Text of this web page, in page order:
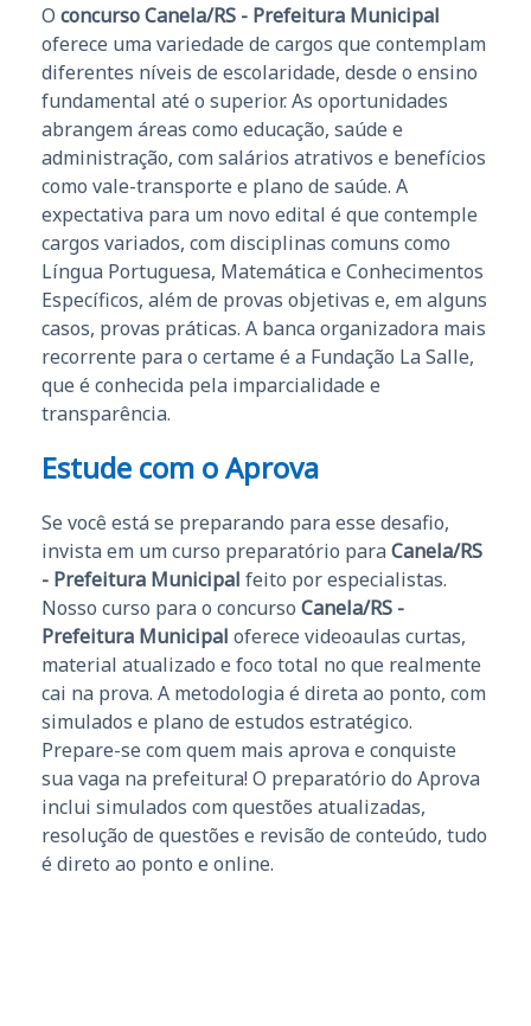
O concurso Canela/RS - Prefeitura Municipal
oferece uma variedade de cargos que contemplam
diferentes níveis de escolaridade, desde o ensino
fundamental até o superior. As oportunidades
abrangem áreas como educação, saúde e
administração, com salários atrativos e benefícios
como vale-transporte e plano de saúde. A
expectativa para um novo edital é que contemple
cargos variados, com disciplinas comuns como
Língua Portuguesa, Matemática e Conhecimentos
Específicos, além de provas objetivas e, em alguns
casos, provas práticas. A banca organizadora mais
recorrente para o certame é a Fundação La Salle,
que é conhecida pela imparcialidade e
transparência.
Estude com o Aprova
Se você está se preparando para esse desafio,
invista em um curso preparatório para Canela/RS
- Prefeitura Municipal feito por especialistas.
Nosso curso para o concurso Canela/RS -
Prefeitura Municipal oferece videoaulas curtas,
material atualizado e foco total no que realmente
cai na prova. A metodologia é direta ao ponto, com
simulados e plano de estudos estratégico.
Prepare-se com quem mais aprova e conquiste
sua vaga na prefeitura! O preparatório do Aprova
inclui simulados com questões atualizadas,
resolução de questões e revisão de conteúdo, tudo
é direto ao ponto e online.